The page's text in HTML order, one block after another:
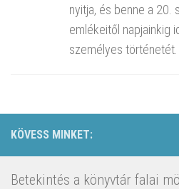
nyitja, és benne a 20.
emlékeitől napjainkig
személyes történetét.
KÖVESS MINKET:
Betekintés a könyvtár falai